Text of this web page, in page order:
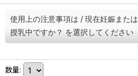
使用上の注意事項は / 現在妊娠また
授乳中ですか？ を選択してください
数量: